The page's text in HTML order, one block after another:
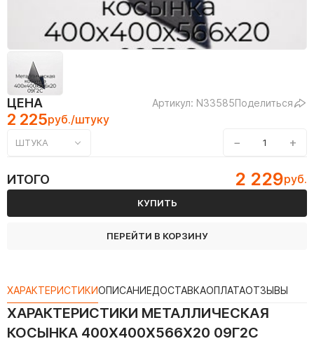
ЦЕНА Артикул: N33585Поделиться
2 225руб./штуку
ШТУКА − +
ИТОГО 2 229руб.
КУПИТЬ
ПЕРЕЙТИ В КОРЗИНУ
ХАРАКТЕРИСТИКИОПИСАНИЕДОСТАВКАОПЛАТАОТЗЫВЫ
ХАРАКТЕРИСТИКИ МЕТАЛЛИЧЕСКАЯ
КОСЫНКА 400Х400Х566Х20 09Г2С